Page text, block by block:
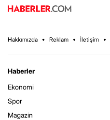
Hakkımızda Reklam İletişim
Haberler
Ekonomi
Spor
Magazin